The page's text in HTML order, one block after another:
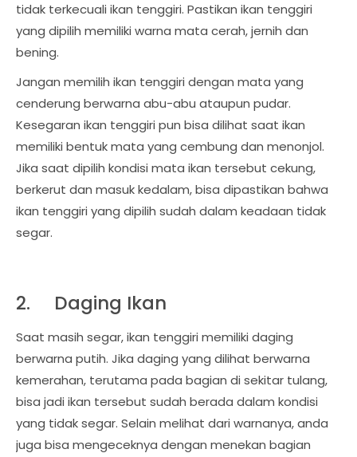
tidak terkecuali ikan tenggiri. Pastikan ikan tenggiri
yang dipilih memiliki warna mata cerah, jernih dan
bening.
Jangan memilih ikan tenggiri dengan mata yang
cenderung berwarna abu-abu ataupun pudar.
Kesegaran ikan tenggiri pun bisa dilihat saat ikan
memiliki bentuk mata yang cembung dan menonjol.
Jika saat dipilih kondisi mata ikan tersebut cekung,
berkerut dan masuk kedalam, bisa dipastikan bahwa
ikan tenggiri yang dipilih sudah dalam keadaan tidak
segar.
2. Daging Ikan
Saat masih segar, ikan tenggiri memiliki daging
berwarna putih. Jika daging yang dilihat berwarna
kemerahan, terutama pada bagian di sekitar tulang,
bisa jadi ikan tersebut sudah berada dalam kondisi
yang tidak segar. Selain melihat dari warnanya, anda
juga bisa mengeceknya dengan menekan bagian